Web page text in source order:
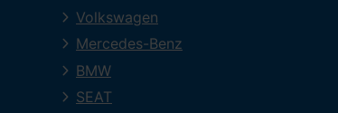
Volkswagen
Mercedes-Benz
BMW
SEAT